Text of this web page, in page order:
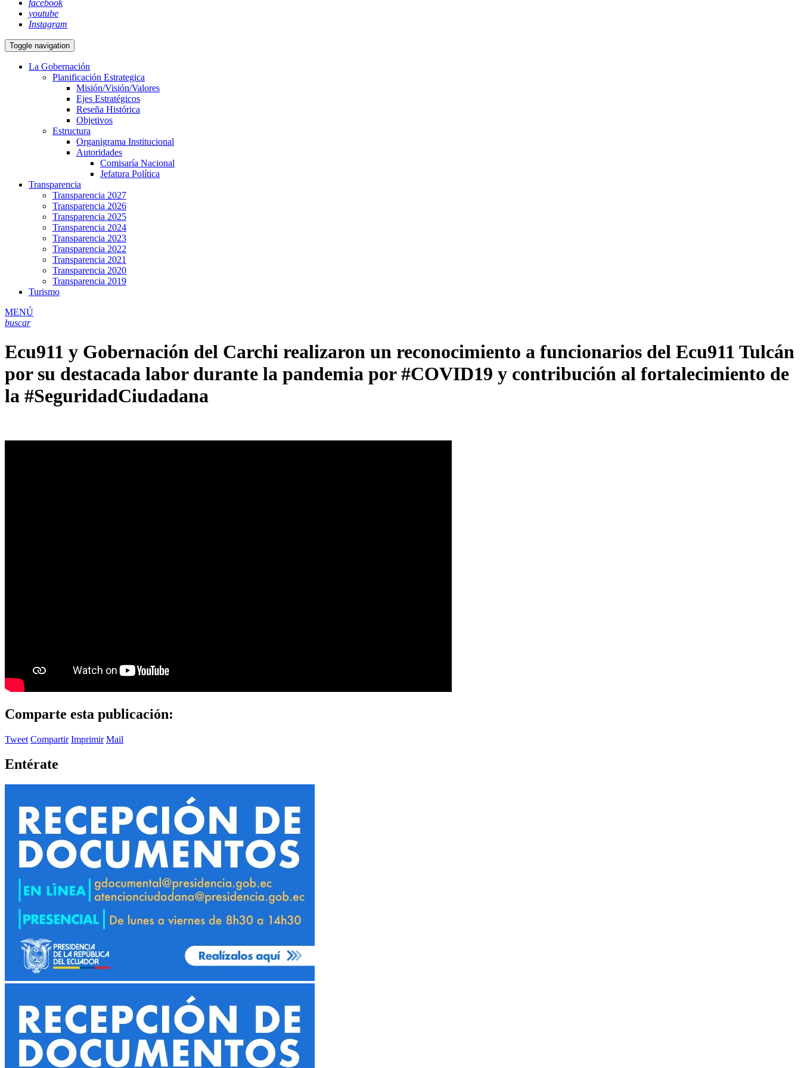
facebook
youtube
Instagram
Toggle navigation
La Gobernación
Planificación Estrategica
Misión/Visión/Valores
Ejes Estratégicos
Reseña Histórica
Objetivos
Estructura
Organigrama Institucional
Autoridades
Comisaría Nacional
Jefatura Política
Transparencia
Transparencia 2027
Transparencia 2026
Transparencia 2025
Transparencia 2024
Transparencia 2023
Transparencia 2022
Transparencia 2021
Transparencia 2020
Transparencia 2019
Turismo
MENÚ
buscar
Ecu911 y Gobernación del Carchi realizaron un reconocimiento a funcionarios del Ecu911 Tulcán
por su destacada labor durante la pandemia por #COVID19 y contribución al fortalecimiento de
la #SeguridadCiudadana
Comparte esta publicación:
Tweet Compartir Imprimir Mail
Entérate